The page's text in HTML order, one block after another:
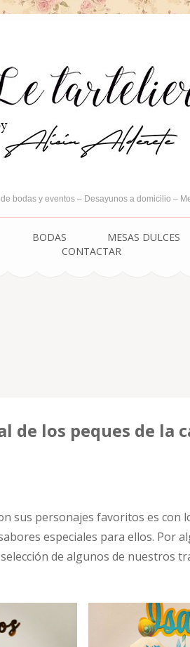
bodas y eventos – Desayunos a domicilio –
BODAS MESAS DULCES
CONTACTAR
los peques de la
sus personajes favoritos es con
especiales para ellos. Por
de algunos de nuestros